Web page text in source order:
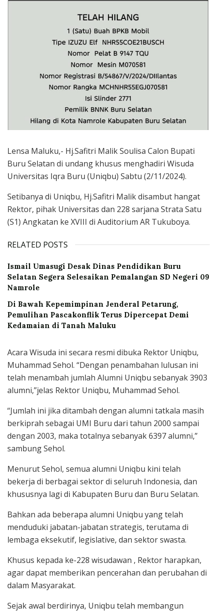
Lensa Maluku,- Hj.Safitri Malik Soulisa Calon Bupati
Buru Selatan di undang khusus menghadiri Wisuda
Universitas Iqra Buru (Uniqbu) Sabtu (2/11/2024).
Setibanya di Uniqbu, Hj.Safitri Malik disambut hangat
Rektor, pihak Universitas dan 228 sarjana Strata Satu
(S1) Angkatan ke XVIII di Auditorium AR Tukuboya.
RELATED POSTS
Ismail Umasugi Desak Dinas Pendidikan Buru
Selatan Segera Selesaikan Pemalangan SD Negeri 09
Namrole
Di Bawah Kepemimpinan Jenderal Petarung,
Pemulihan Pascakonflik Terus Dipercepat Demi
Kedamaian di Tanah Maluku
Acara Wisuda ini secara resmi dibuka Rektor Uniqbu,
Muhammad Sehol. “Dengan penambahan lulusan ini
telah menambah jumlah Alumni Uniqbu sebanyak 3903
alumni,”jelas Rektor Uniqbu, Muhammad Sehol.
“Jumlah ini jika ditambah dengan alumni tatkala masih
berkiprah sebagai UMI Buru dari tahun 2000 sampai
dengan 2003, maka totalnya sebanyak 6397 alumni,”
sambung Sehol.
Menurut Sehol, semua alumni Uniqbu kini telah
bekerja di berbagai sektor di seluruh Indonesia, dan
khususnya lagi di Kabupaten Buru dan Buru Selatan.
Bahkan ada beberapa alumni Uniqbu yang telah
menduduki jabatan-jabatan strategis, terutama di
lembaga eksekutif, legislative, dan sektor swasta.
Khusus kepada ke-228 wisudawan , Rektor harapkan,
agar dapat memberikan pencerahan dan perubahan di
dalam Masyarakat.
Sejak awal berdirinya, Uniqbu telah membangun